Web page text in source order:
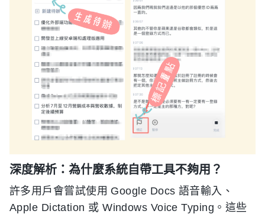
深度解析：為什麼系統自帶工具不夠用？
許多用戶會嘗試使用 Google Docs 語音輸入、
Apple Dictation 或 Windows Voice Typing。這些